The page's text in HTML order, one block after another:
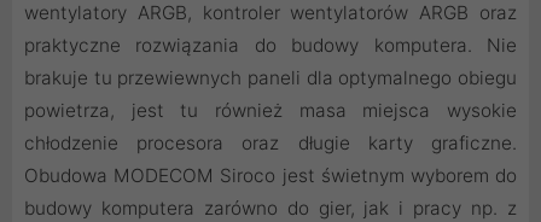
wentylatory ARGB, kontroler wentylatorów ARGB oraz
praktyczne rozwiązania do budowy komputera. Nie
brakuje tu przewiewnych paneli dla optymalnego obiegu
powietrza, jest tu również masa miejsca wysokie
chłodzenie procesora oraz długie karty graficzne.
Obudowa MODECOM Siroco jest świetnym wyborem do
budowy komputera zarówno do gier, jak i pracy np. z